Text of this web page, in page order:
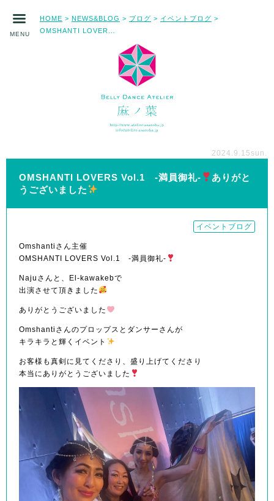
MENU
HOME > NEWS&BLOG > ブログ > イベントブログ >
2024.9.15 sun.
OMSHANTI LOVERS Vol.1 -満員御礼-
ありがと
うございました
イベントブログ
Omshantiさん主催
OMSHANTI LOVERS Vol.1 -満員御礼-
Najuさんと、El-kawakebで
出演させて頂きました
ありがとうございました
Omshantiさんのプロップスとダンサーさんが
キラキラと輝くイベント
お客様も真剣に見てくださり、盛り上げてくださり
本当にありがとうございました